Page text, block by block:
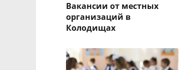
Вакансии от местных
организаций в
Колодищах